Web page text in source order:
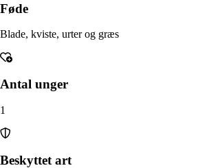
Føde
Blade, kviste, urter og græs
Antal unger
1
Beskyttet art